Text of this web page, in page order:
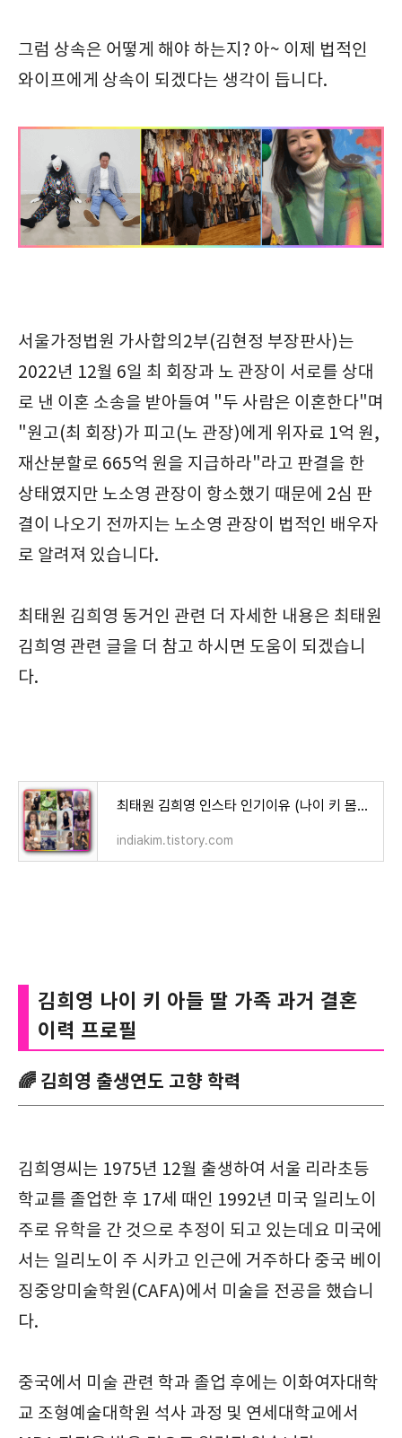
그럼 상속은 어떻게 해야 하는지? 아~ 이제 법적인
와이프에게 상속이 되겠다는 생각이 듭니다.
서울가정법원 가사합의2부(김현정 부장판사)는
2022년 12월 6일 최 회장과 노 관장이 서로를 상대
로 낸 이혼 소송을 받아들여 "두 사람은 이혼한다"며
"원고(최 회장)가 피고(노 관장)에게 위자료 1억 원,
재산분할로 665억 원을 지급하라"라고 판결을 한
상태였지만 노소영 관장이 항소했기 때문에 2심 판
결이 나오기 전까지는 노소영 관장이 법적인 배우자
로 알려져 있습니다.
최태원 김희영 동거인 관련 더 자세한 내용은 최태원
김희영 관련 글을 더 참고 하시면 도움이 되겠습니
다.
최태원 김희영 인스타 인기이유 (나이 키 몸매 인스타 가족근황 프로필)
indiakim.tistory.com
김희영 나이 키 아들 딸 가족 과거 결혼
이력 프로필
🌈 김희영 출생연도 고향 학력
김희영씨는 1975년 12월 출생하여 서울 리라초등
학교를 졸업한 후 17세 때인 1992년 미국 일리노이
주로 유학을 간 것으로 추정이 되고 있는데요 미국에
서는 일리노이 주 시카고 인근에 거주하다 중국 베이
징중앙미술학원(CAFA)에서 미술을 전공을 했습니
다.
중국에서 미술 관련 학과 졸업 후에는 이화여자대학
교 조형예술대학원 석사 과정 및 연세대학교에서